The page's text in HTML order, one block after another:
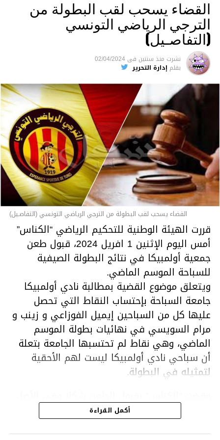
القضاء يسحب لقب البطولة من
الترجي الرياضي التونسي
(التفاصـيل)
نشرت منذ سنتين فى 02/04/2024
بقلم إدارة التحرير
القضاء يسحب لقب البطولة من الترجي الرياضي التونسي (التفاصـيل)
قررت الهيئة الوطنية للتحكيم الرياضي “الكناس”
أمس اليوم الإثنين 1 افريل 2024، قبول طعن
جمعية أولمبيكا في نتائج البطولة الصيفية
للسباحة الموسم الماضي.
ويتعلق موضوع القضية بمطالبة نادي أولمبيكا
جامعة السباحة بإحتساب النقاط التي تحصل
عليها كل من السباحين إيميل الفوزاعي و زينب و
مرام السويسي في نهائيات بطولة الموسم
الماضي، وهي نقاط لم تحتسبها الجامعة بتعلة
أن سباحي نادي أولمبيكا ليست لهم الأحقية
لتمثيله في البطولة.
ونقض القرار الصادر عن المكتب الجامعي وإعادة
إحتساب النقاط المسجلة من قبل السباحين إيميل
أكمل القراءة